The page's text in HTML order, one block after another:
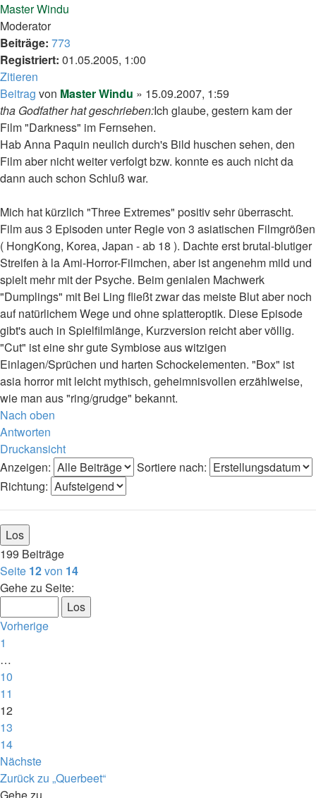
Master Windu
Moderator
Beiträge: 773
Registriert: 01.05.2005, 1:00
Zitieren
Beitrag von Master Windu » 15.09.2007, 1:59
tha Godfather hat geschrieben:Ich glaube, gestern kam der
Film "Darkness" im Fernsehen.
Hab Anna Paquin neulich durch's Bild huschen sehen, den
Film aber nicht weiter verfolgt bzw. konnte es auch nicht da
dann auch schon Schluß war.
Mich hat kürzlich "Three Extremes" positiv sehr überrascht.
Film aus 3 Episoden unter Regie von 3 asiatischen Filmgrößen
( HongKong, Korea, Japan - ab 18 ). Dachte erst brutal-blutiger
Streifen à la Ami-Horror-Filmchen, aber ist angenehm mild und
spielt mehr mit der Psyche. Beim genialen Machwerk
"Dumplings" mit Bei Ling fließt zwar das meiste Blut aber noch
auf natürlichem Wege und ohne splatteroptik. Diese Episode
gibt's auch in Spielfilmlänge, Kurzversion reicht aber völlig.
"Cut" ist eine shr gute Symbiose aus witzigen
Einlagen/Sprüchen und harten Schockelementen. "Box" ist
asia horror mit leicht mythisch, geheimnisvollen erzählweise,
wie man aus "ring/grudge" bekannt.
Nach oben
Antworten
Druckansicht
Anzeigen:
Sortiere nach:
Richtung:
199 Beiträge
Seite 12von 14
Gehe zu Seite:
Vorherige
1
…
10
11
12
13
14
Nächste
Zurück zu „Querbeet“